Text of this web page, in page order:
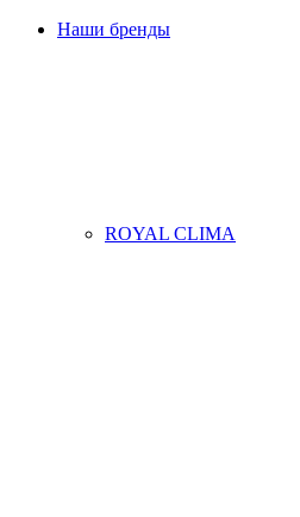
Наши бренды
ROYAL CLIMA